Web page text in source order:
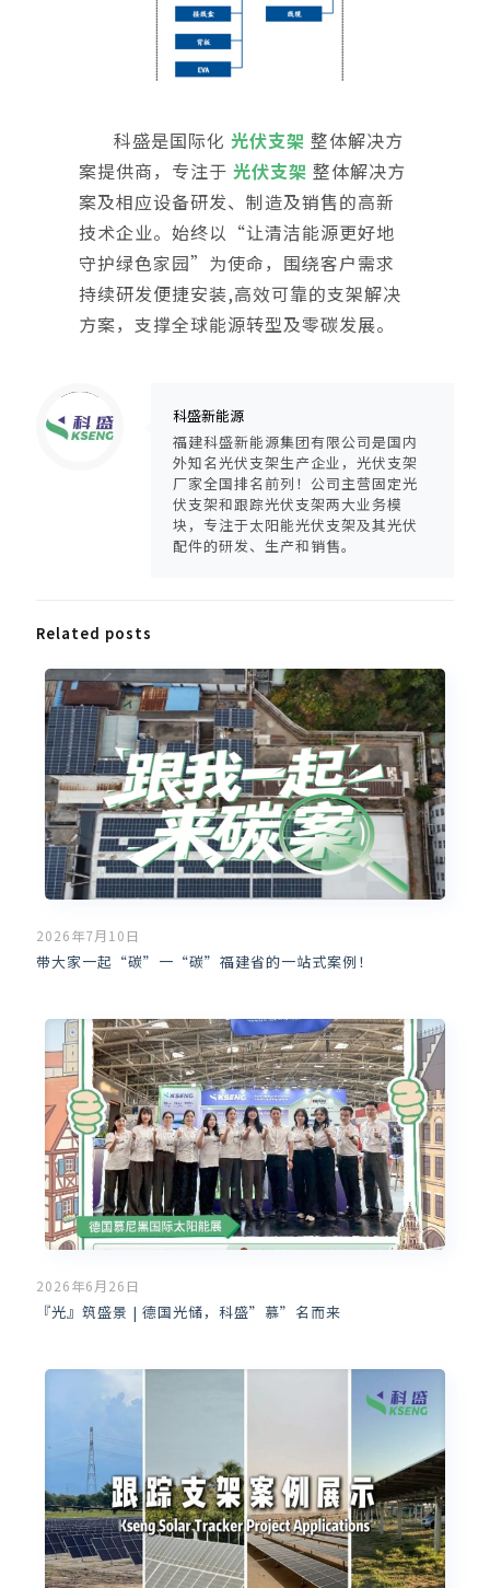
科盛是国际化光伏支架 整体解决方
案提供商，专注于光伏支架 整体解决方
案及相应设备研发、制造及销售的高新
技术企业。始终以“让清洁能源更好地
守护绿色家园”为使命，围绕客户需求
持续研发便捷安装,高效可靠的支架解决
方案，支撑全球能源转型及零碳发展。
Warning
: Trying to access array offset on null in
/www/wwwroot/ksengpv/wp-content/themes/guangfuzhijia/includes/content-single.php
on line
286
科盛新能源
福建科盛新能源集团有限公司是国内
外知名光伏支架生产企业，光伏支架
厂家全国排名前列！公司主营固定光
伏支架和跟踪光伏支架两大业务模
块，专注于太阳能光伏支架及其光伏
配件的研发、生产和销售。
Related posts
2026年7月10日
带大家一起“碳”一“碳”福建省的一站式案例！
2026年6月26日
『光』筑盛景 | 德国光储，科盛”慕”名而来